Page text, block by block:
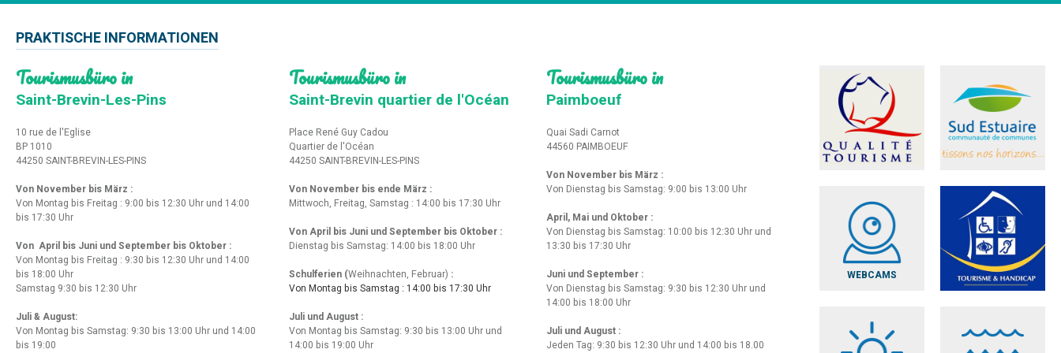
PRAKTISCHE INFORMATIONEN
Tourismusbüro in
Saint-Brevin-Les-Pins
10 rue de l'Eglise
BP 1010
44250 SAINT-BREVIN-LES-PINS
Von November bis März :
Von Montag bis Freitag : 9:00 bis 12:30 Uhr und 14:00
bis 17:30 Uhr
Von April bis Juni und September bis Oktober :
Von Montag bis Freitag : 9:30 bis 12:30 Uhr und 14:00
bis 18:00 Uhr
Samstag 9:30 bis 12:30 Uhr
Juli & August:
Von Montag bis Samstag: 9:30 bis 13:00 Uhr und 14:00
bis 19:00
Tourismusbüro in
Saint-Brevin quartier de l'Océan
Place René Guy Cadou
Quartier de l'Océan
44250 SAINT-BREVIN-LES-PINS
Von November bis ende März :
Mittwoch, Freitag, Samstag : 14:00 bis 17:30 Uhr
Von April bis Juni und September bis Oktober :
Dienstag bis Samstag: 14:00 bis 18:00 Uhr
Schulferien (Weihnachten, Februar) :
Von Montag bis Samstag : 14:00 bis 17:30 Uhr
Juli und August :
Von Montag bis Samstag: 9:30 bis 13:00 Uhr und
14:00 bis 19:00 Uhr
Tourismusbüro in
Paimboeuf
Quai Sadi Carnot
44560 PAIMBOEUF
Von November bis März :
Von Dienstag bis Samstag: 9:00 bis 13:00 Uhr
April, Mai und Oktober :
Von Dienstag bis Samstag: 10:00 bis 12:30 Uhr und
13:30 bis 17:30 Uhr
Juni und September :
Von Dienstag bis Samstag: 9:30 bis 12:30 Uhr und
14:00 bis 18:00 Uhr
Juli und August :
Jeden Tag: 9:30 bis 12:30 Uhr und 14:00 bis 18.00
WEBCAMS